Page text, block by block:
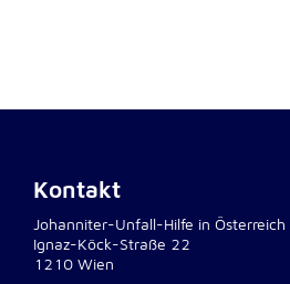
Kontakt
Johanniter-Unfall-Hilfe in Österreich
Ignaz-Köck-Straße 22
1210 Wien